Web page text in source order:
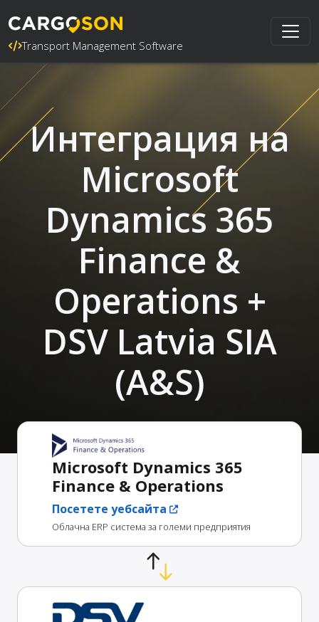
Transport Management Software
Интеграция на
Microsoft
Dynamics 365
Finance &
Operations +
DSV Latvia SIA
(A&S)
Microsoft Dynamics 365
Finance & Operations
Посетете уебсайта
Облачна ERP система за големи предприятия